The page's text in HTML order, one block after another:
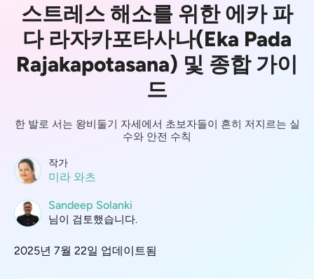
스트레스 해소를 위한 에카 파
다 라자카포타사나(Eka Pada
Rajakapotasana) 및 종합 가이
드
한 발로 서는 왕비둘기 자세에서 초보자들이 흔히 저지르는 실
수와 안전 수칙
작가
미라 와츠
Sandeep Solanki
님이 검토했습니다.
2025년 7월 22일 업데이트됨